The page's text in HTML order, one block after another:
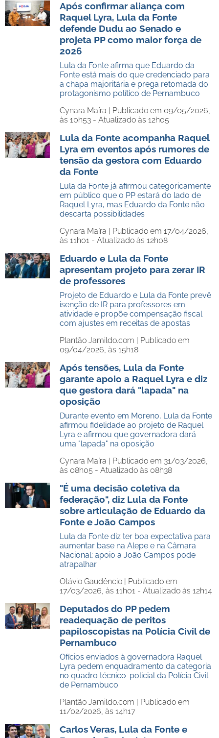
Após confirmar aliança com
Raquel Lyra, Lula da Fonte
defende Dudu ao Senado e
projeta PP como maior força de
2026
Lula da Fonte afirma que Eduardo da
Fonte está mais do que credenciado para
a chapa majoritária e prega retomada do
protagonismo político de Pernambuco
Cynara Maíra | Publicado em 09/05/2026,
às 10h53 - Atualizado às 12h05
Lula da Fonte acompanha Raquel
Lyra em eventos após rumores de
tensão da gestora com Eduardo
da Fonte
Lula da Fonte já afirmou categoricamente
em público que o PP estará do lado de
Raquel Lyra, mas Eduardo da Fonte não
descarta possibilidades
Cynara Maíra | Publicado em 17/04/2026,
às 11h01 - Atualizado às 12h08
Eduardo e Lula da Fonte
apresentam projeto para zerar IR
de professores
Projeto de Eduardo e Lula da Fonte prevê
isenção de IR para professores em
atividade e propõe compensação fiscal
com ajustes em receitas de apostas
Plantão Jamildo.com | Publicado em
09/04/2026, às 15h18
Após tensões, Lula da Fonte
garante apoio a Raquel Lyra e diz
que gestora dará "lapada" na
oposição
Durante evento em Moreno, Lula da Fonte
afirmou fidelidade ao projeto de Raquel
Lyra e afirmou que governadora dará
uma "lapada" na oposição
Cynara Maíra | Publicado em 31/03/2026,
às 08h05 - Atualizado às 08h38
"É uma decisão coletiva da
federação", diz Lula da Fonte
sobre articulação de Eduardo da
Fonte e João Campos
Lula da Fonte diz ter boa expectativa para
aumentar base na Alepe e na Câmara
Nacional; apoio a João Campos pode
atrapalhar
Otávio Gaudêncio | Publicado em
17/03/2026, às 11h01 - Atualizado às 12h14
Deputados do PP pedem
readequação de peritos
papiloscopistas na Polícia Civil de
Pernambuco
Ofícios enviados à governadora Raquel
Lyra pedem enquadramento da categoria
no quadro técnico-policial da Polícia Civil
de Pernambuco
Plantão Jamildo.com | Publicado em
11/02/2026, às 14h17
Carlos Veras, Lula da Fonte e